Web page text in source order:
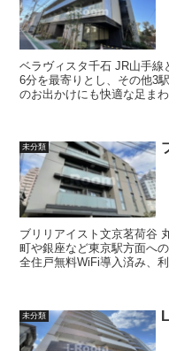
ベラヴィスタ千石 JR山手線と都営三田線の交差する「巣鴨駅」徒歩
6分を最寄りとし、その他3
のお出かけにも快適な足まわりです。 周辺には図
未分類
ブリリアイスト文京茗荷谷 丸ノ内線「茗荷谷」駅より徒歩5分、大手
町や銀座など東京駅方面へ
全住戸無料WiFi導入済み、
未分類